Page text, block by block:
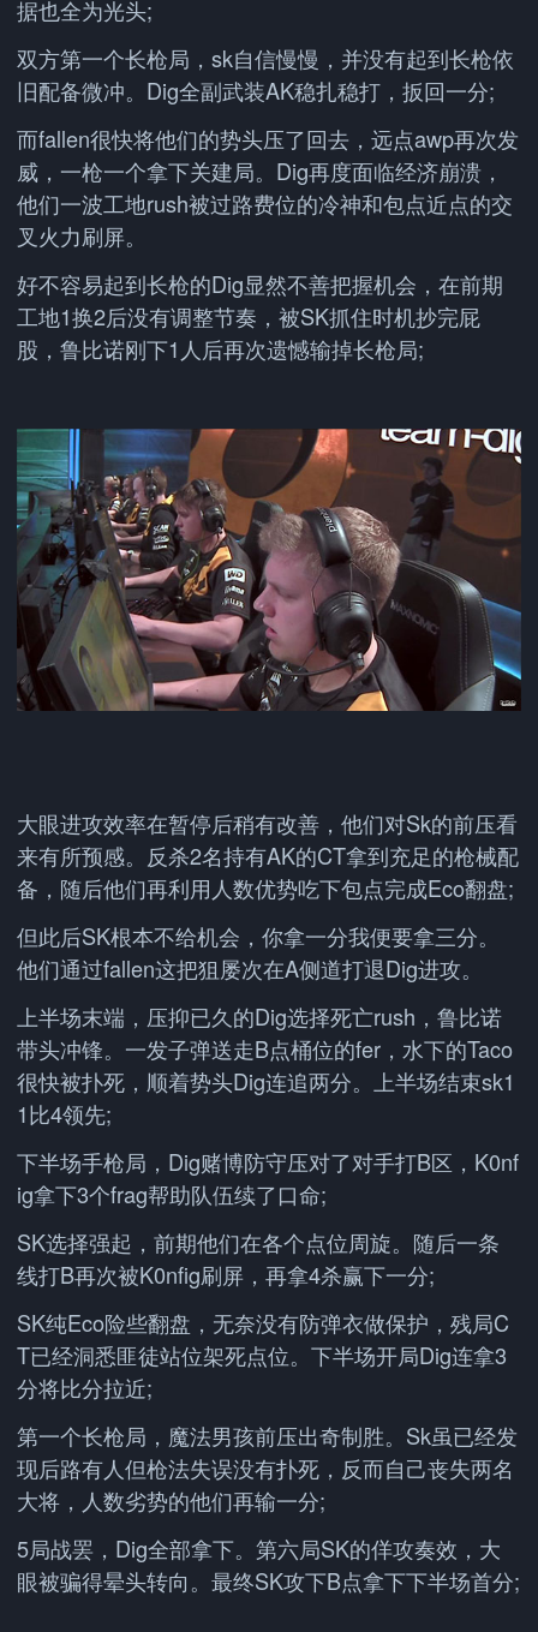
据也全为光头;
双方第一个长枪局，sk自信慢慢，并没有起到长枪依
旧配备微冲。Dig全副武装AK稳扎稳打，扳回一分;
而fallen很快将他们的势头压了回去，远点awp再次发
威，一枪一个拿下关建局。Dig再度面临经济崩溃，
他们一波工地rush被过路费位的冷神和包点近点的交
叉火力刷屏。
好不容易起到长枪的Dig显然不善把握机会，在前期
工地1换2后没有调整节奏，被SK抓住时机抄完屁
股，鲁比诺刚下1人后再次遗憾输掉长枪局;
大眼进攻效率在暂停后稍有改善，他们对Sk的前压看
来有所预感。反杀2名持有AK的CT拿到充足的枪械配
备，随后他们再利用人数优势吃下包点完成Eco翻盘;
但此后SK根本不给机会，你拿一分我便要拿三分。
他们通过fallen这把狙屡次在A侧道打退Dig进攻。
上半场末端，压抑已久的Dig选择死亡rush，鲁比诺
带头冲锋。一发子弹送走B点桶位的fer，水下的Taco
很快被扑死，顺着势头Dig连追两分。上半场结束sk1
1比4领先;
下半场手枪局，Dig赌博防守压对了对手打B区，K0nf
ig拿下3个frag帮助队伍续了口命;
SK选择强起，前期他们在各个点位周旋。随后一条
线打B再次被K0nfig刷屏，再拿4杀赢下一分;
SK纯Eco险些翻盘，无奈没有防弹衣做保护，残局C
T已经洞悉匪徒站位架死点位。下半场开局Dig连拿3
分将比分拉近;
第一个长枪局，魔法男孩前压出奇制胜。Sk虽已经发
现后路有人但枪法失误没有扑死，反而自己丧失两名
大将，人数劣势的他们再输一分;
5局战罢，Dig全部拿下。第六局SK的佯攻奏效，大
眼被骗得晕头转向。最终SK攻下B点拿下下半场首分;